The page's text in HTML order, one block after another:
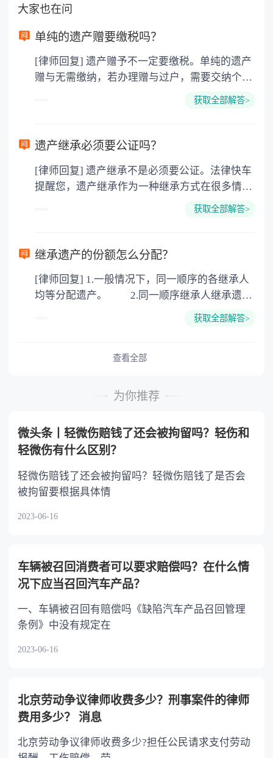
大家也在问
单纯的遗产赠要缴税吗？
[律师回复] 遗产赠予不一定要缴税。单纯的遗产
赠与无需缴纳，若办理赠与过户，需要交纳个人
所得税、契税和公证费。赠与过户是没有增值税
要缴纳公证费，具体如下： 1. 公证费：按房
3. 印花税：按房屋评估价的0.05%缴纳 4. 土
地增值税：按房价1%缴纳 5. 房屋产权登记费：
获取全部解答>
遗产继承必须要公证吗？
[律师回复] 遗产继承不是必须要公证。法律快车
提醒您，遗产继承作为一种继承方式在很多情况
下都是不需要公证的，当然，如果需要公正的也
以防对财产继承发生纠纷，可以对遗产继承进行
公证。
获取全部解答>
继承遗产的份额怎么分配？
[律师回复] 1.一般情况下，同一顺序的各继承人
均等分配遗产。 2.同一顺序继承人继承遗产
或者与被继承人共同生活的继承人，分配遗产
的继承人，不尽扶养义务的，分配遗产时，应当
获取全部解答>
查看全部
为你推荐
微头条丨轻微伤赔钱了还会被拘留吗？轻伤和
轻微伤有什么区别？
轻微伤赔钱了还会被拘留吗？轻微伤赔钱了是否会
被拘留要根据具体情
2023-06-16
车辆被召回消费者可以要求赔偿吗？在什么情
况下应当召回汽车产品？
一、车辆被召回有赔偿吗《缺陷汽车产品召回管理
条例》中没有规定在
2023-06-16
北京劳动争议律师收费多少？刑事案件的律师
费用多少？ 消息
北京劳动争议律师收费多少?担任公民请求支付劳动